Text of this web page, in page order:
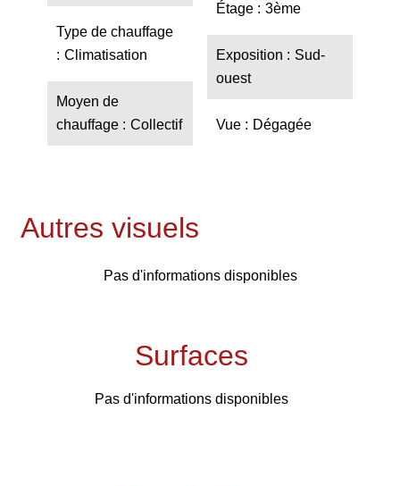
Type de chauffage
Climatisation
Moyen de
chauffage
Collectif
Étage 3ème
Exposition
Sud-
ouest
Vue Dégagée
Autres visuels
Pas d'informations disponibles
Surfaces
Pas d'informations disponibles